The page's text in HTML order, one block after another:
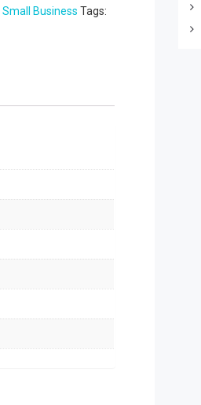
Small Business Tags: